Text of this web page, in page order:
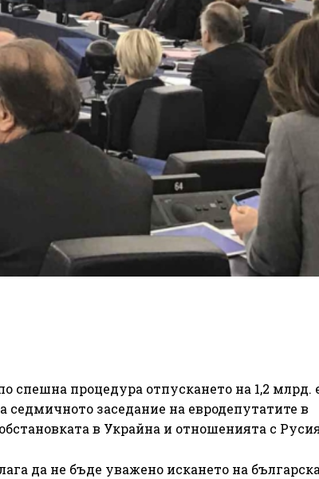
спешна процедура отпускането на 1,2 млрд.
заседание на евродепутатите в
в Украйна и отношенията с
да не бъде уважено искането на